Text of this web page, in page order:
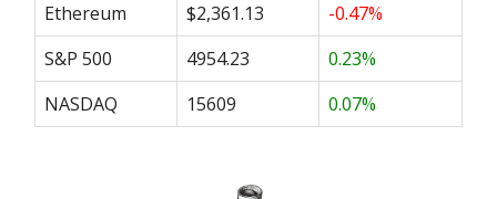
Ethereum
$2,361.13
-0.47%
S&P 500
4954.23
0.23%
NASDAQ
15609 0.07%